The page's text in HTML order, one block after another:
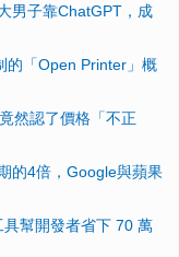
男子靠ChatGPT，成
的「Open Printer」概
然認了價格「不正
的4倍，Google與蘋果
幫開發者省下 70 萬